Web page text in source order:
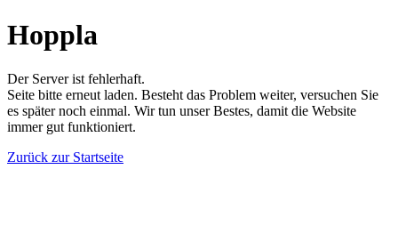
Hoppla
Der Server ist fehlerhaft.
Seite bitte erneut laden. Besteht das Problem weiter, versuchen Sie
es später noch einmal. Wir tun unser Bestes, damit die Website
immer gut funktioniert.
Zurück zur Startseite